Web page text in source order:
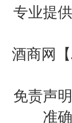
专业提供
酒商网
免责声
准